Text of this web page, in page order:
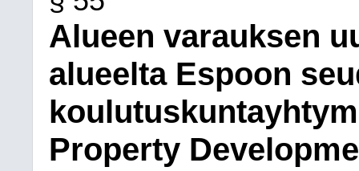
Alueen varauksen
alueelta Espoon
Property